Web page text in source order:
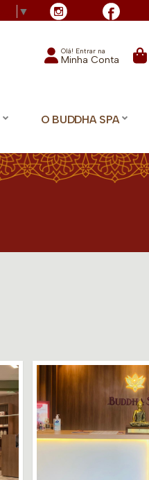
▼
Olá! Entrar na
Minha Conta
O BUDDHA SPA